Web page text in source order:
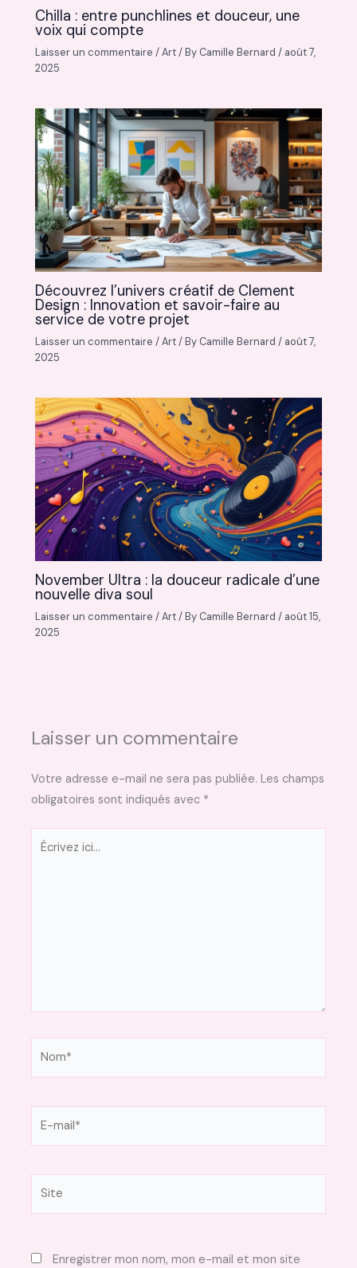
Chilla : entre punchlines et douceur, une
voix qui compte
Laisser un commentaire /Art/ By Camille Bernard/ août 7,
2025
Découvrez l’univers créatif de Clement
Design : Innovation et savoir-faire au
service de votre projet
Laisser un commentaire /Art/ By Camille Bernard/ août 7,
2025
November Ultra : la douceur radicale d’une
nouvelle diva soul
Laisser un commentaire /Art/ By Camille Bernard/ août 15,
2025
Laisser un commentaire
Votre adresse e-mail ne sera pas publiée. Les champs
obligatoires sont indiqués avec *
Écrivez
Enregistrer mon nom, mon e-mail et mon site